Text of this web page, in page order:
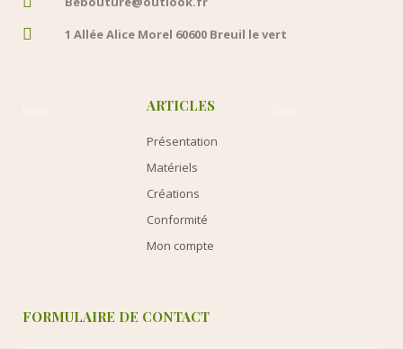
1 Allée Alice Morel 60600 Breuil le vert
ARTICLES
Présentation
Matériels
Créations
Conformité
Mon compte
FORMULAIRE DE CONTACT